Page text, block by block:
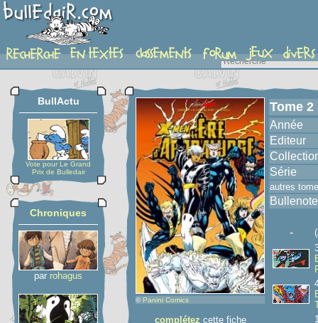
album
BullActu
Vote pour Le Grand
Prix de Bulledair
Chroniques
par rohagus
© Panini Comics
complétez cette fiche
Tome 2
Année
Editeur
Série
autres
Bullenote
-